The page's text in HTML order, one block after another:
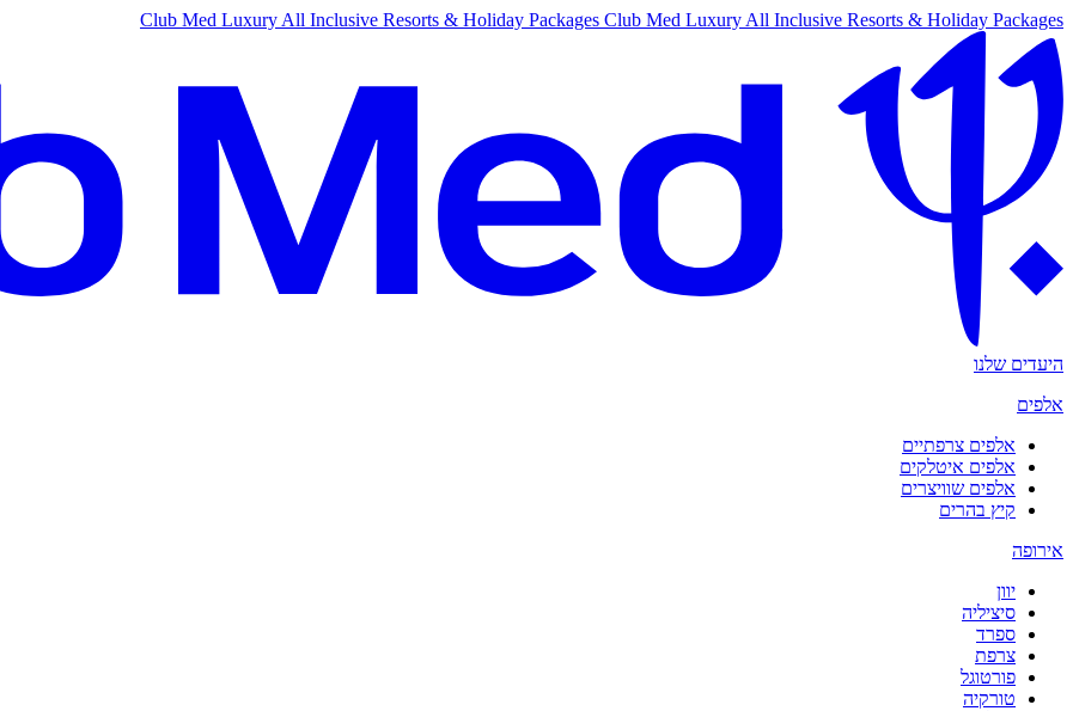
Club Med Luxury All Inclusive Resorts & Holiday Packages Club Med Luxury All Inclusive Resorts & Holiday Packages
היעדים שלנו
אלפים
אלפים צרפתיים
אלפים איטלקים
אלפים שוויצרים
קיץ בהרים
אירופה
יוון
סיציליה
ספרד
צרפת
פורטוגל
טורקיה